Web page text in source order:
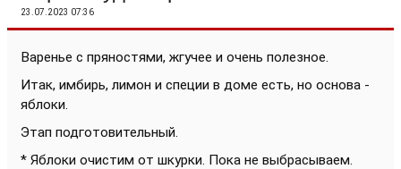
23.07.2023 07:36
Варенье с пряностями, жгучее и очень полезное.
Итак, имбирь, лимон и специи в доме есть, но основа -
яблоки.
Этап подготовительный.
* Яблоки очистим от шкурки. Пока не выбрасываем.